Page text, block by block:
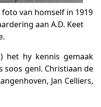
van homself in 1919
aan A.D. Keet
het hy kennis gemaak
genl. Christiaan de
Jan Celliers,